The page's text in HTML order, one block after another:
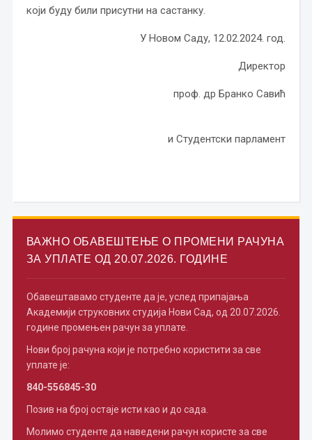
ВАЖНО ОБАВЕШТЕЊЕ О ПРОМЕНИ РАЧУНА
ЗА УПЛАТЕ ОД 20.07.2026. ГОДИНЕ
Обавештавамо студенте да је, услед припајања
Академији струковних студија Нови Сад, од 20.07.2026.
године промењен рачун за уплате.
Нови број рачуна који је потребно користити за све
уплате је:
840-556845-30
Позив на број остаје исти као и до сада.
Молимо студенте да наведени рачун користе за све
који буду били присутни на састанку.
У Новом Саду, 12.02.2024. год.
Директор
проф. др Бранко Савић
и Студентски парламент